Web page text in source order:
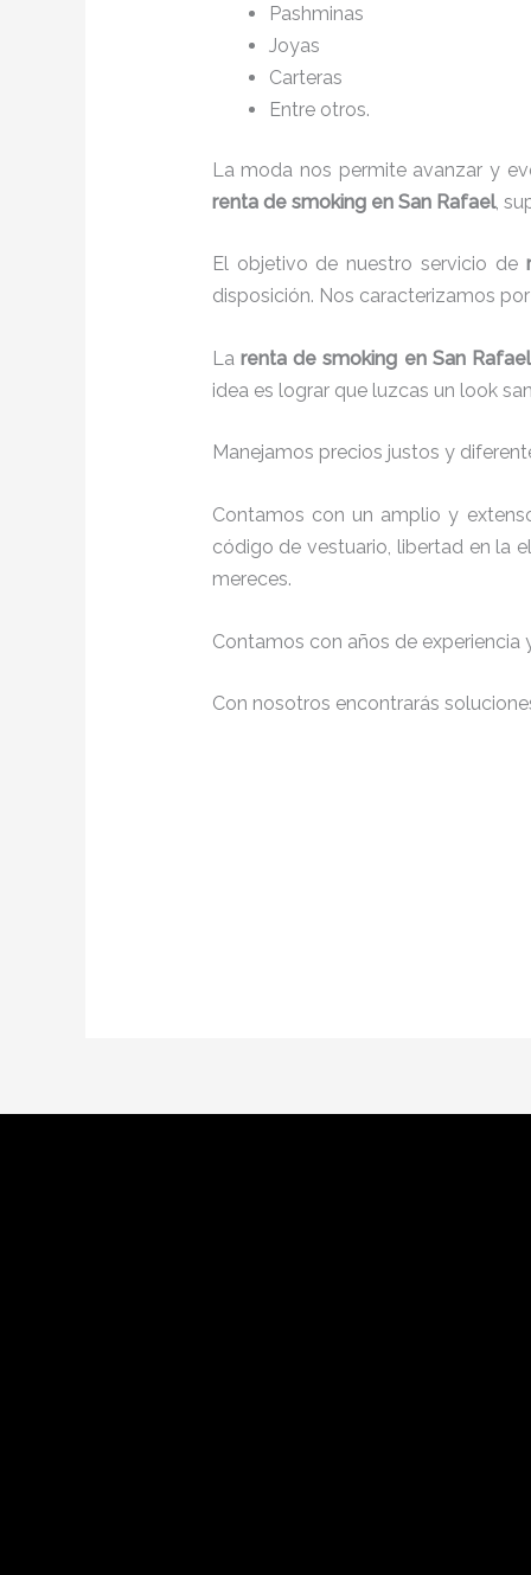
Pashminas
Joyas
Carteras
Entre otros.
La moda nos permite avanzar y
renta de smoking en San Rafael,
El objetivo de nuestro servicio de
disposición. Nos caracterizamos
La renta de smoking en San Rafael
idea es lograr que luzcas un look
Manejamos precios justos y
Contamos con un amplio y
código de vestuario, libertad en la
mereces.
Contamos con años de experiencia
Con nosotros encontrarás